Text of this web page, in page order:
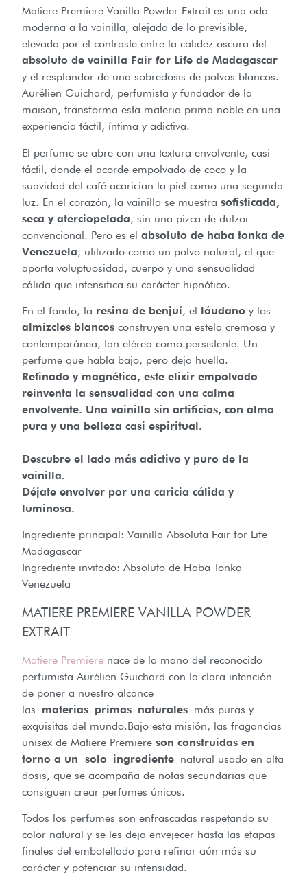
Matiere Premiere Vanilla Powder Extrait es una oda
moderna a la vainilla, alejada de lo previsible,
elevada por el contraste entre la calidez oscura del
absoluto de vainilla Fair for Life de Madagascar
y el resplandor de una sobredosis de polvos blancos.
Aurélien Guichard, perfumista y fundador de la
maison, transforma esta materia prima noble en una
experiencia táctil, íntima y adictiva.
El perfume se abre con una textura envolvente, casi
táctil, donde el acorde empolvado de coco y la
suavidad del café acarician la piel como una segunda
luz. En el corazón, la vainilla se muestra sofisticada,
seca y aterciopelada, sin una pizca de dulzor
convencional. Pero es el absoluto de haba tonka de
Venezuela, utilizado como un polvo natural, el que
aporta voluptuosidad, cuerpo y una sensualidad
cálida que intensifica su carácter hipnótico.
En el fondo, la resina de benjuí, el láudano y los
almizcles blancos construyen una estela cremosa y
contemporánea, tan etérea como persistente. Un
perfume que habla bajo, pero deja huella.
Refinado y magnético, este elixir empolvado
reinventa la sensualidad con una calma
envolvente. Una vainilla sin artificios, con alma
pura y una belleza casi espiritual.
Descubre el lado más adictivo y puro de la
vainilla.
Déjate envolver por una caricia cálida y
luminosa.
Ingrediente principal: Vainilla Absoluta Fair for Life
Madagascar
Ingrediente invitado: Absoluto de Haba Tonka
Venezuela
MATIERE PREMIERE VANILLA POWDER
EXTRAIT
Matiere Premiere nace de la mano del reconocido
perfumista Aurélien Guichard con la clara intención
de poner a nuestro alcance
las materias primas naturales más puras y
exquisitas del mundo.Bajo esta misión, las fragancias
unisex de Matiere Premiere son construidas en
torno a un solo ingrediente natural usado en alta
dosis, que se acompaña de notas secundarias que
consiguen crear perfumes únicos.
Todos los perfumes son enfrascadas respetando su
color natural y se les deja envejecer hasta las etapas
finales del embotellado para refinar aún más su
carácter y potenciar su intensidad.